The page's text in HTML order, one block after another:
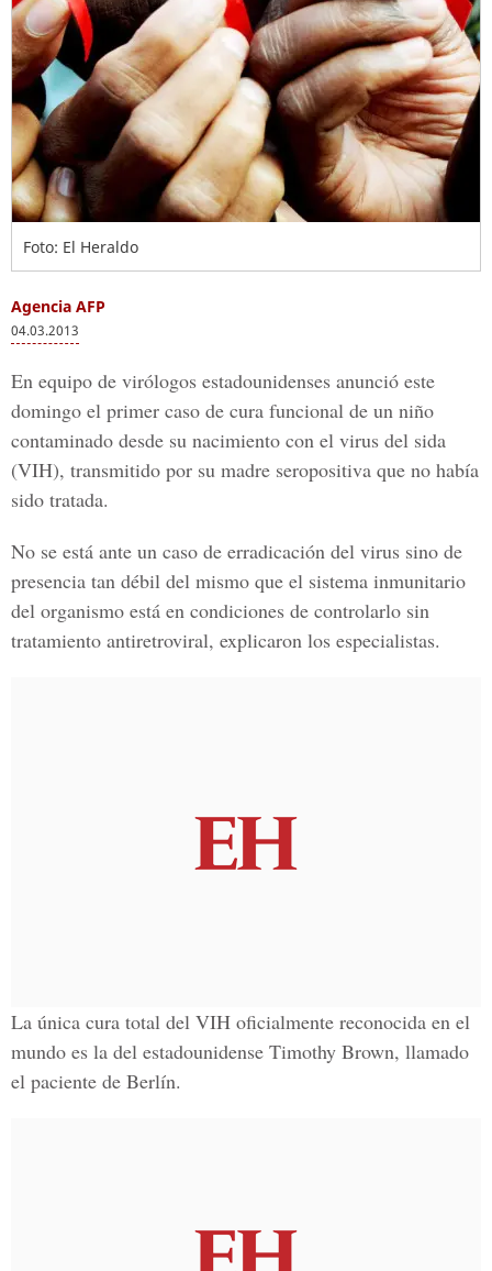
Foto: El Heraldo
Agencia AFP
04.03.2013
En equipo de virólogos estadounidenses anunció este
domingo el primer caso de cura funcional de un niño
contaminado desde su nacimiento con el virus del sida
(VIH), transmitido por su madre seropositiva que no había
sido tratada.
No se está ante un caso de erradicación del virus sino de
presencia tan débil del mismo que el sistema inmunitario
del organismo está en condiciones de controlarlo sin
tratamiento antiretroviral, explicaron los especialistas.
La única cura total del VIH oficialmente reconocida en el
mundo es la del estadounidense Timothy Brown, llamado
el paciente de Berlín.